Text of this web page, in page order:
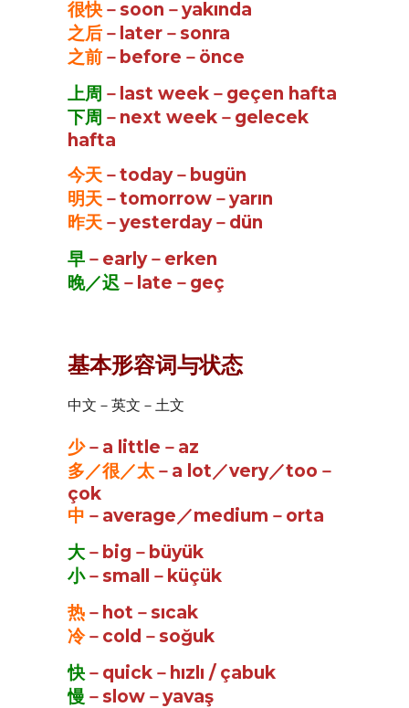
很快 －soon－yakında
之后 －later－sonra
之前 －before－önce
上周 －last week－geçen hafta
下周 －next week－gelecek
hafta
今天 －today－bugün
明天 －tomorrow－yarın
昨天 －yesterday－dün
早 －early－erken
晚／迟 －late－geç
基本形容词与状态
中文－英文－土文
少－a little－az
多／很／太 －a lot／very／too－
çok
中 －average／medium－orta
大 －big－büyük
小－small－küçük
热 －hot－sıcak
冷－cold－soğuk
快 －quick－hızlı / çabuk
慢 －slow－yavaş